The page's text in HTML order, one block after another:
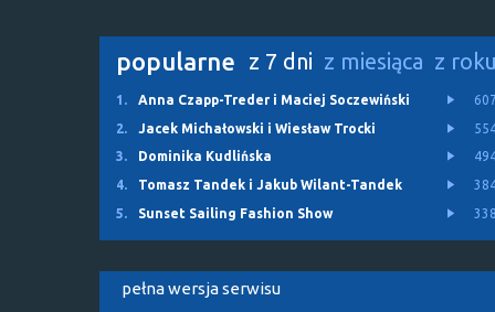
popularne z 7 dni z miesiąca z
1. Anna Czapp-Treder i Maciej Soczewiński
2.
Jacek Michałowski i Wiesław Trocki
3.
Dominika Kudlińska
4.
Tomasz Tandek i Jakub Wilant-Tandek
5.
Sunset Sailing Fashion Show
pełna wersja serwisu